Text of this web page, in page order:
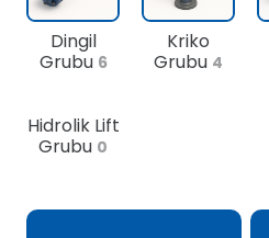
Dingil
Grubu 6
Kriko
Grubu 4
Hidrolik Lift
Grubu 0